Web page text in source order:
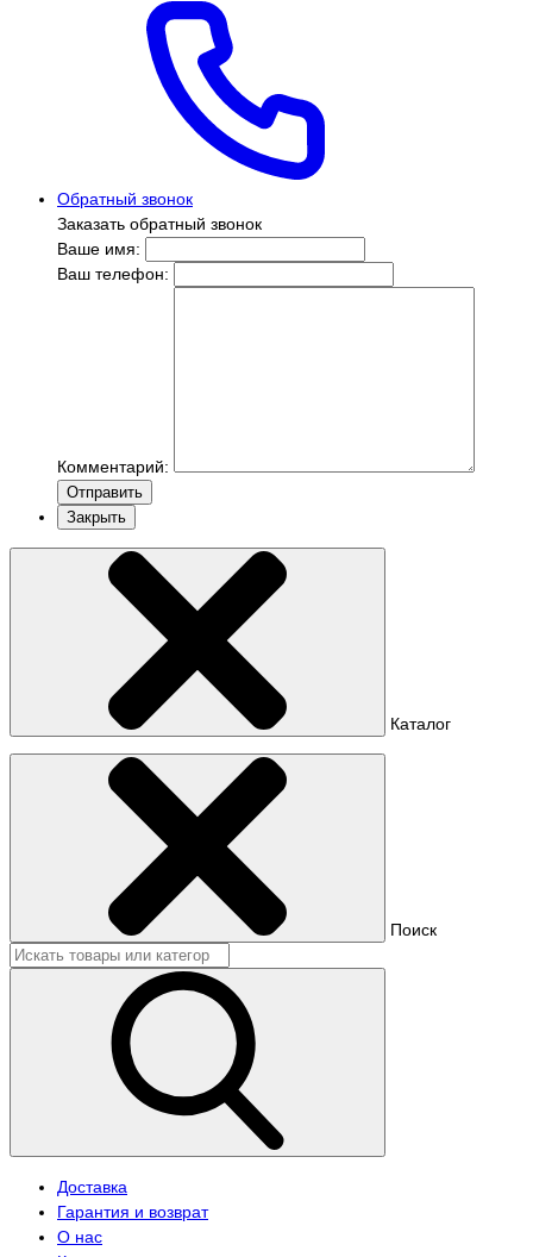
Обратный звонок
Заказать обратный звонок
Ваше имя:
Ваш телефон:
Комментарий:
Отправить
Закрыть
Каталог
Поиск
Доставка
Гарантия и возврат
О нас